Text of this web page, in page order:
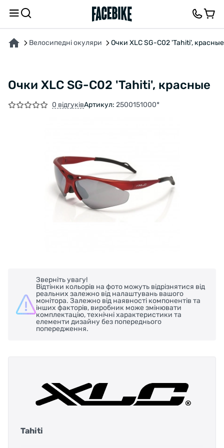
Велосипедні окуляри Очки XLC SG-C02 'Tahiti', красные
Очки XLC SG-C02 'Tahiti', красные
0 відгуківАртикул: 2500151000*
Зверніть увагу!
Відтінки кольорів на фото можуть відрізнятися від
реальних залежно від налаштувань вашого
монітора. Залежно від наявності компонентів та
інших факторів, виробник може змінювати
комплектацію, технічні характеристики та
елементи дизайну без попереднього
попередження.
Tahiti
ПРО ТОВАР ВІДГУКИ ТА ЗАПИТАННЯ